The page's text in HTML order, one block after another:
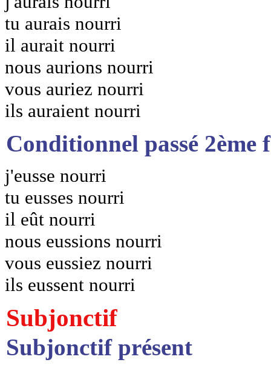
tu aurais nourri
il aurait nourri
nous aurions nourri
vous auriez nourri
ils auraient nourri
Conditionnel passé 2ème
j'eusse nourri
tu eusses nourri
il eût nourri
nous eussions nourri
vous eussiez nourri
ils eussent nourri
Subjonctif
Subjonctif présent